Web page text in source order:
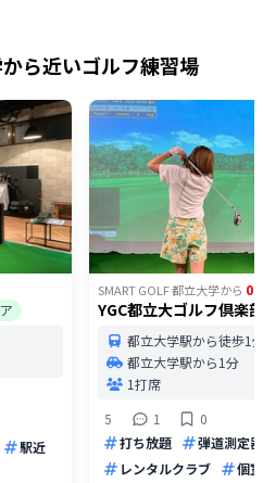
から近いゴルフ練習場
駅近
SMART GOLF 都立大学から
YGC都立大ゴルフ倶楽部
都立大学駅から徒歩1
都立大学駅から1分
1打席
5
1
0
打ち放題
弾道測定器
レンタルクラブ
個